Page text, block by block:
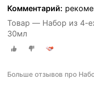
Комментарий:
Товар — Набор из 4-
30мл
Больше отзывов про